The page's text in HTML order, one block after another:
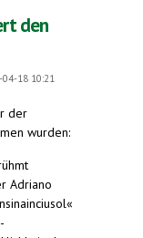
den
18 10:21
der
wurden:
Adriano